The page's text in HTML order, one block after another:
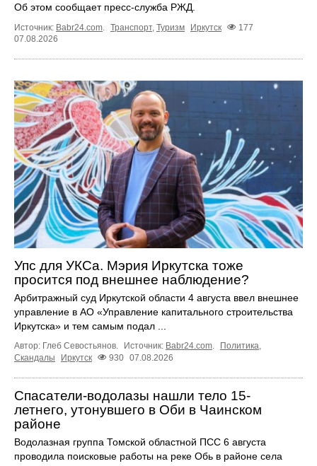
Об этом сообщает пресс‑служба РЖД.
Источник: Babr24.com. Транспорт, Туризм Иркутск
177
07.08.2026
Упс для УКСа. Мэрия Иркутска тоже
просится под внешнее наблюдение?
Арбитражный суд Иркутской области 4 августа ввел внешнее
управление в АО «Управление капитального строительства
Иркутска» и тем самым подал ...
Автор: Глеб Севостьянов. Источник: Babr24.com Политика
Скандалы
Иркутск 930 07.08.2026
Спасатели-водолазы нашли тело 15-
летнего, утонувшего в Оби в Чаинском
районе
Водолазная группа Томской областной ПСС 6 августа
проводила поисковые работы на реке Обь в районе села